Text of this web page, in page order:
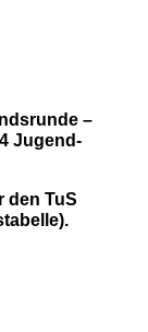
–
Jugend-
den TuS